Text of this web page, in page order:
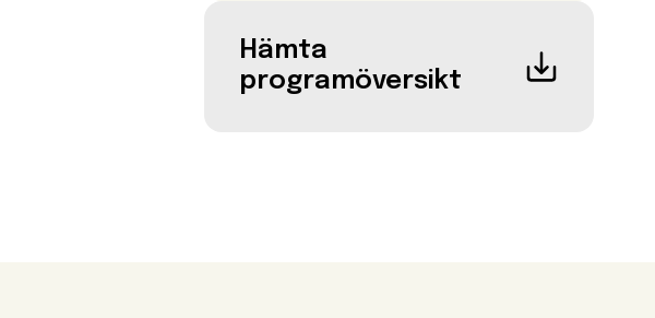
Hämta
programöversikt